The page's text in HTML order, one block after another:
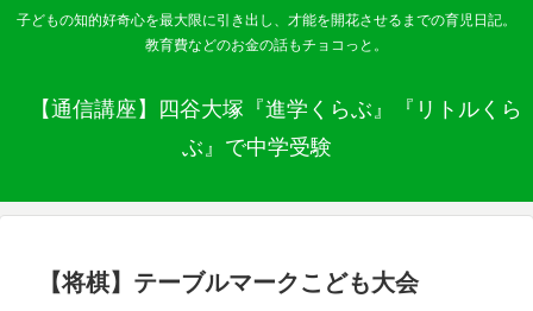
子どもの知的好奇心を最大限に引き出し、才能を開花させるまでの育児日記。
教育費などのお金の話もチョコっと。
【通信講座】四谷大塚『進学くらぶ』『リトルくら
ぶ』で中学受験
【将棋】テーブルマークこども大会